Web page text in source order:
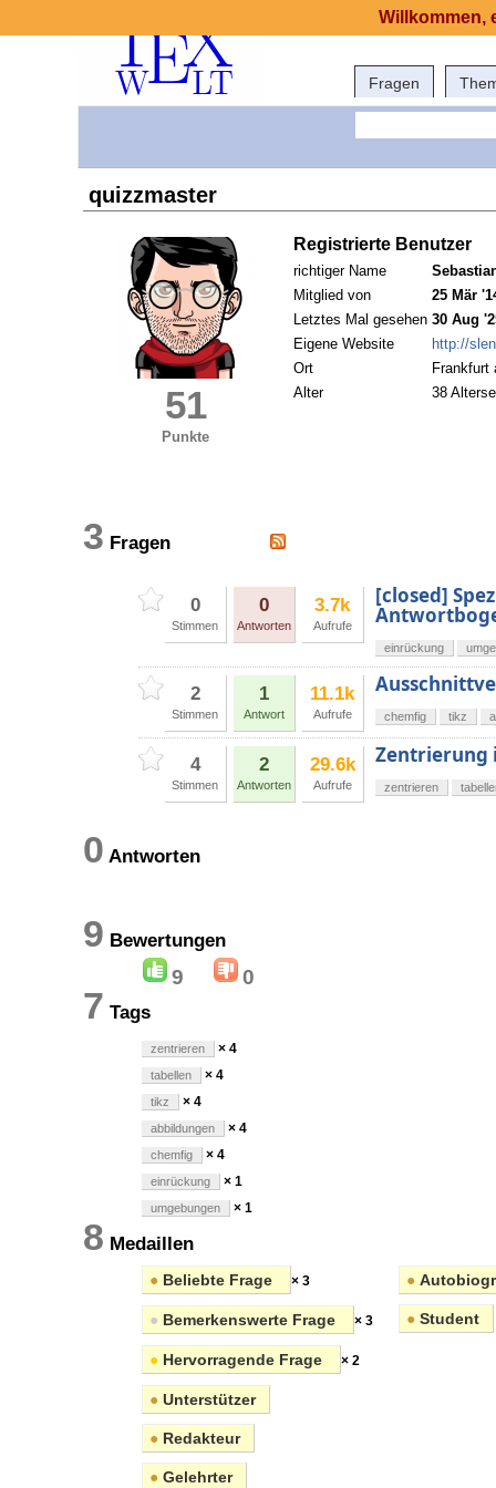
Fragen
quizzmaster
51
Punkte
Registrierte Benutzer
richtiger Name
Mitglied von
25 Mär
Letztes Mal gesehen 30 Aug
Eigene Website
http://
Ort
Frankfurt
Alter
38
3 Fragen
0
Stimmen
0
Antworten
3.7k
Aufrufe
[closed]
einrückung
2
Stimmen
1
Antwort
11.1k
Aufrufe chemfig tikz
4
Stimmen
2
Antworten
29.6k
Aufrufe
Zentrierung
zentrieren
0 Antworten
9 Bewertungen
9 0
7 Tags
zentrieren × 4
tabellen × 4
tikz × 4
abbildungen × 4
chemfig × 4
einrückung × 1
umgebungen × 1
8 Medaillen
● Beliebte Frage × 3
● Bemerkenswerte Frage × 3
● Hervorragende Frage × 2
● Unterstützer
● Redakteur
● Gelehrter
●
● Student
Willkommen,